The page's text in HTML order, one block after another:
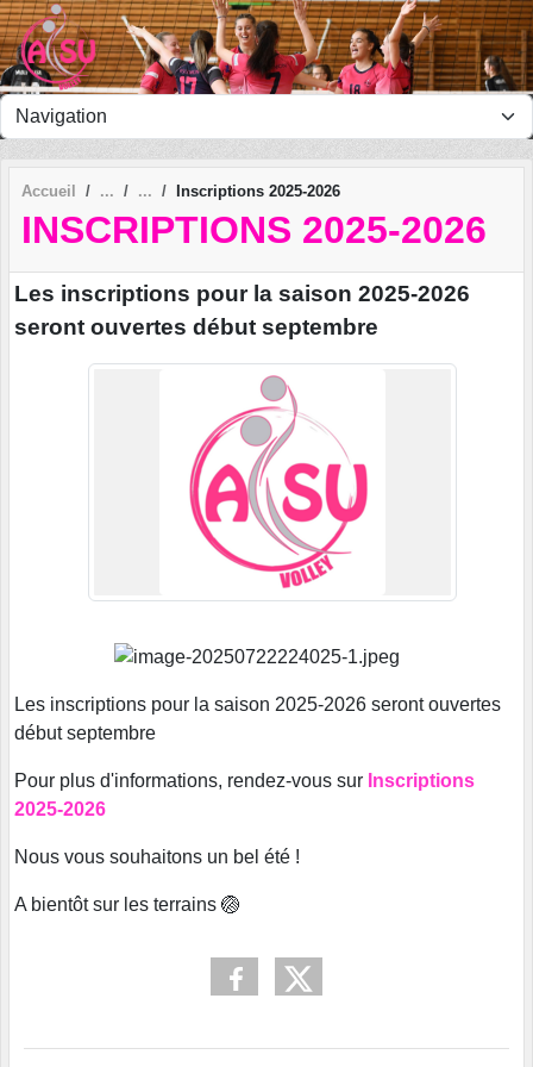
Accueil Inscriptions 2025-2026
INSCRIPTIONS 2025-2026
Les inscriptions pour la saison 2025-2026
seront ouvertes début septembre
Les inscriptions pour la saison 2025-2026 seront ouvertes
début septembre
Pour plus d'informations, rendez-vous sur Inscriptions
2025-2026
Nous vous souhaitons un bel été !
A bientôt sur les terrains 🏐
Panneau de gestion des cookies